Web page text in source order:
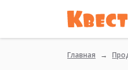
Главная